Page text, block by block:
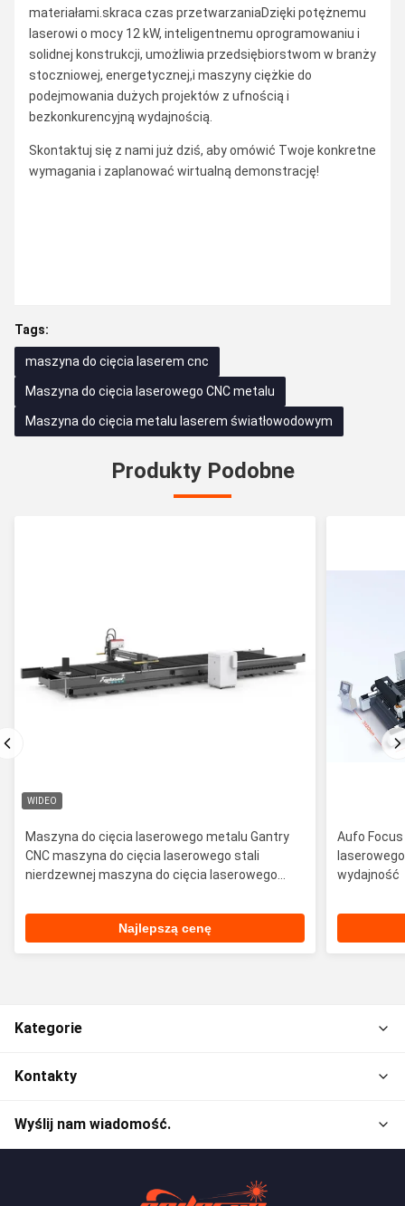
materiałami.skraca czas przetwarzaniaDzięki potężnemu
laserowi o mocy 12 kW, inteligentnemu oprogramowaniu i
solidnej konstrukcji, umożliwia przedsiębiorstwom w branży
stoczniowej, energetycznej,i maszyny ciężkie do
podejmowania dużych projektów z ufnością i
bezkonkurencyjną wydajnością.
Skontaktuj się z nami już dziś, aby omówić Twoje konkretne
wymagania i zaplanować wirtualną demonstrację!
Tags:
maszyna do cięcia laserem cnc
Maszyna do cięcia laserowego CNC metalu
Maszyna do cięcia metalu laserem światłowodowym
Produkty Podobne
WIDEO
Maszyna do cięcia laserowego metalu Gantry
CNC maszyna do cięcia laserowego stali
nierdzewnej maszyna do cięcia laserowego
Najlepszą cenę
Aufo
wydajność
Kategorie
Kontakty
Wyślij nam wiadomość.